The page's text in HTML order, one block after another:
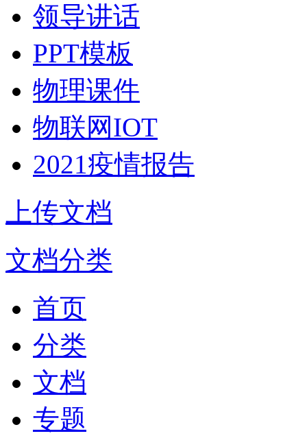
领导讲话
PPT模板
物理课件
物联网IOT
2021疫情报告
上传文档
文档分类
首页
分类
文档
专题